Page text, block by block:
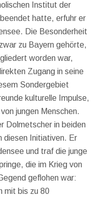
Institut der
hatte, erfuhr er
Die Besonderheit
zu Bayern gehörte,
worden war,
Zugang in seine
Sondergebiet
kulturelle Impulse,
jungen Menschen.
Dolmetscher in beiden
diesen Initiativen. Er
und traf die junge
die im Krieg von
geflohen war:
mit bis zu 80